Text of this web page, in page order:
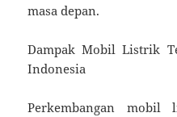
masa depan.
Dampak Mobil Listrik
Indonesia
Perkembangan